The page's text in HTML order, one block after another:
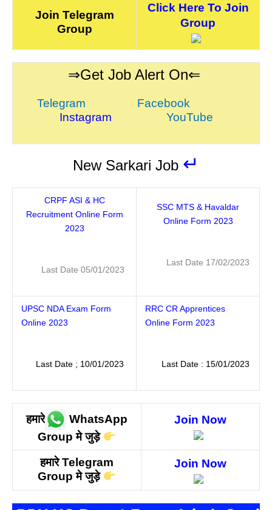
Join Telegram
Group
Click Here To Join
Group
⇒Get Job Alert On⇐
Telegram
Facebook
Instagram
YouTube
New Sarkari Job ↵
CRPF ASI & HC
Recruitment Online Form
2023
Last Date 05/01/2023
SSC MTS & Havaldar
Online Form 2023
Last Date 17/02/2023
UPSC NDA Exam Form
Online 2023
Last Date ; 10/01/2023
RRC CR Apprentices
Online Form 2023
Last Date : 15/01/2023
हमारे
WhatsApp
Group मेजुड़े
Join Now
हमारे Telegram
Group मे जुड़े
Join Now